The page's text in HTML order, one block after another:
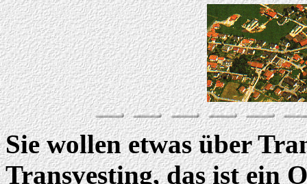
Sie wollen etwas über
Transvesting, das ist ein